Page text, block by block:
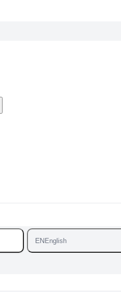
ENEnglish